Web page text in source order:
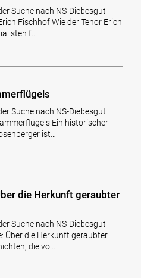
Suche nach NS-Diebesgut
Fischhof Wie der Tenor Erich
f…
Suche nach NS-Diebesgut
Ein historischer
ist…
die Herkunft geraubter
Suche nach NS-Diebesgut
Über die Herkunft geraubter
die vo…